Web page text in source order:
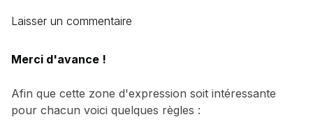
Laisser un commentaire
Merci d'avance !
Afin que cette zone d'expression soit intéressante
pour chacun voici quelques règles :